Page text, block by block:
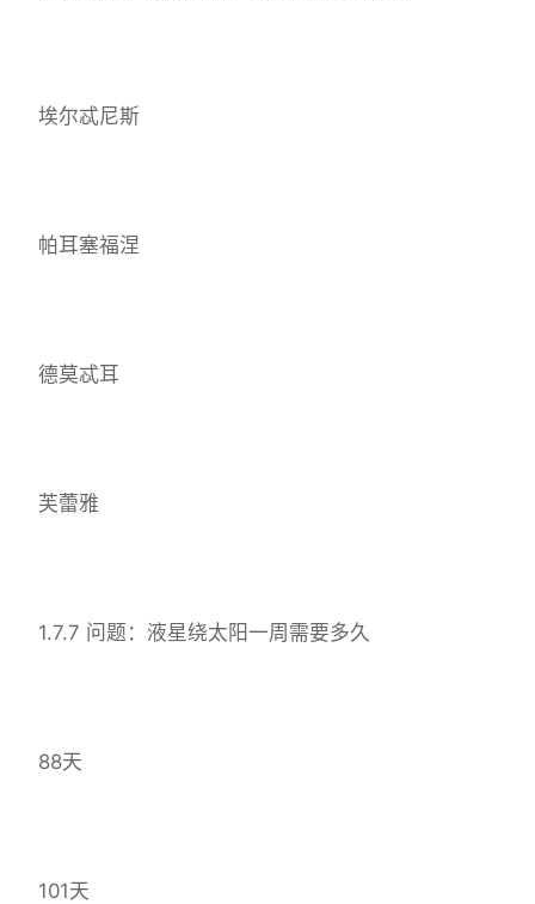
埃尔忒尼斯
帕耳塞福涅
德莫忒耳
芙蕾雅
1.7.7 问题：液星绕太阳一周需要多久
88天
101天